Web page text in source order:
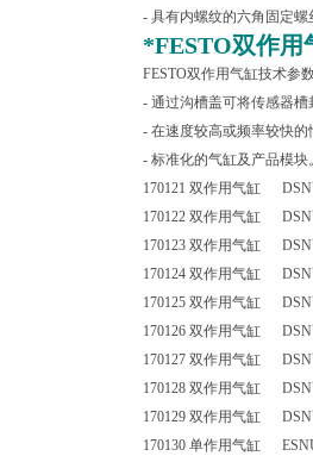
- 具有内螺纹的六角固定
*FESTO双作用
FESTO双作用气缸技术参
- 通过沟槽盖可将传感器
- 在速度较高或频率较快
- 标准化的气缸及产品模块
170121 双作用气缸
170122 双作用气缸
170123 双作用气缸
170124 双作用气缸
170125 双作用气缸
170126 双作用气缸
170127 双作用气缸
170128 双作用气缸
170129 双作用气缸
170130 单作用气缸